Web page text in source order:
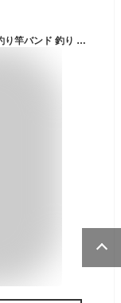
【楽天市場】L-park 【楽天1位】 ロッドベルト 釣り竿バンド 釣り 保護ベルト ロッドバンド 結びバンド 釣り具 釣り道具 小物 選べる3色10本入：生活の便利屋さん